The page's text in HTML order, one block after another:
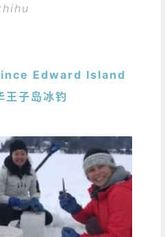
Edward Island
王子岛冰钓